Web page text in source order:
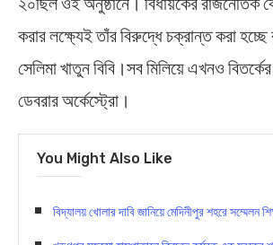
করার লক্ষ্যেই তাঁর বিরুদ্ধে চক্রান্ত করা হচ্ছে
সেলিমা খাতুন বিবি।সব মিলিয়ে এখনও বিতর্কের
ডেবরার অর্কেস্ট্রো।
You Might Also Like
বিদ্যালয় খোলার দাবি জানিয়ে মেদিনীপুর শহরে সম্মেলন